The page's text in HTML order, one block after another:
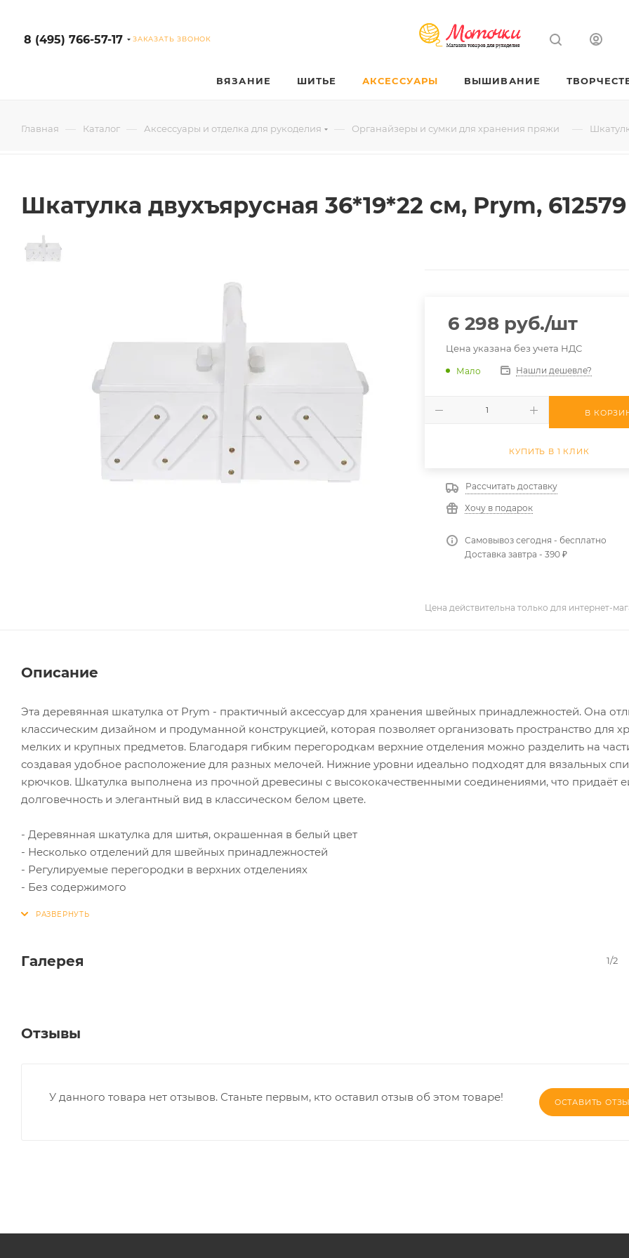
8 (495) 766-57-17 ЗАКАЗАТЬ ЗВОНОК
ВЯЗАНИЕ ШИТЬЕ АКСЕССУАРЫ ВЫШИВАНИЕ
Главная — Каталог — Аксессуары и отделка для рукоделия — Органайзеры и сумки для хранения пряжи —
Шкатулка двухъярусная 36*19*22 см, Prym, 612579
6 298 руб./шт
Цена указана без учета НДС
Мало Нашли дешевле?
В
КУПИТЬ В 1 КЛИК
Рассчитать доставку
Хочу в подарок
Самовывоз сегодня - бесплатно
Доставка завтра - 390 ₽
Цена действительна только для интернет-
Описание
Эта деревянная шкатулка от Prym - практичный аксессуар для хранения швейных принадлежностей. Она
классическим дизайном и продуманной конструкцией, которая позволяет организовать пространство для
мелких и крупных предметов. Благодаря гибким перегородкам верхние отделения можно разделить на
создавая удобное расположение для разных мелочей. Нижние уровни идеально подходят для вязальных
крючков. Шкатулка выполнена из прочной древесины с высококачественными соединениями, что придаёт
долговечность и элегантный вид в классическом белом цвете.
- Деревянная шкатулка для шитья, окрашенная в белый цвет
- Несколько отделений для швейных принадлежностей
- Регулируемые перегородки в верхних отделениях
- Без содержимого
Галерея 1/2
Отзывы
ОСТАВИТЬ
У данного товара нет отзывов. Станьте первым, кто оставил отзыв об этом товаре!